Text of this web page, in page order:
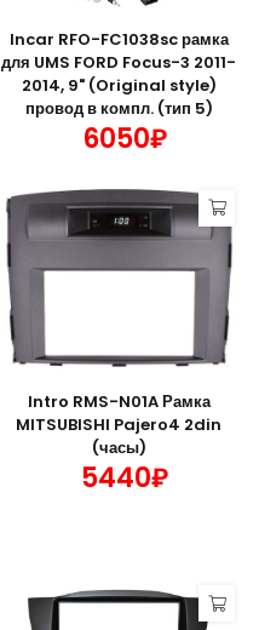
Incar RFO-FC1038sc рамка
для UMS FORD Focus-3 2011-
2014, 9" (Original style)
провод в компл. (тип 5)
6050₽
Intro RMS-N01A Рамка
MITSUBISHI Pajero4 2din
(часы)
5440₽